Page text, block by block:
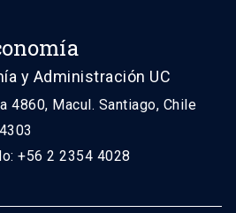
y Administración UC
4860, Macul. Santiago, Chile
+56 2 2354 4028